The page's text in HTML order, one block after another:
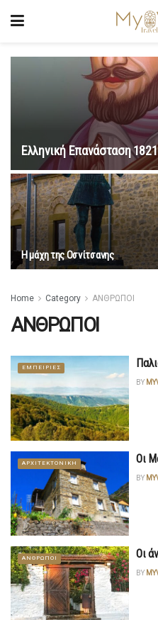
Ελληνική Επανάσταση 1821
Η μάχη της Οσνίτσανης
Home Category ΑΝΘΡΩΠΟΙ
ΑΝΘΡΩΠΟΙ
ΕΜΠΕΙΡΙΕΣ
BY
ΑΡΧΙΤΕΚΤΟΝΙΚΗ Οι
BY
ΑΝΘΡΩΠΟΙ Οι
BY